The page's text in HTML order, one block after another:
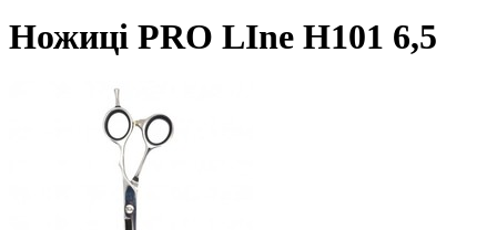
Ножиці PRO LIne H101 6,5